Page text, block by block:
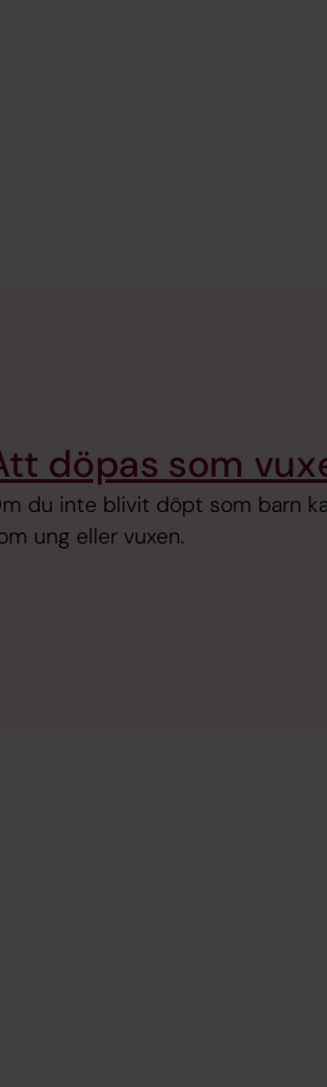
döpas som
du inte blivit döpt som barn
ung eller vuxen.